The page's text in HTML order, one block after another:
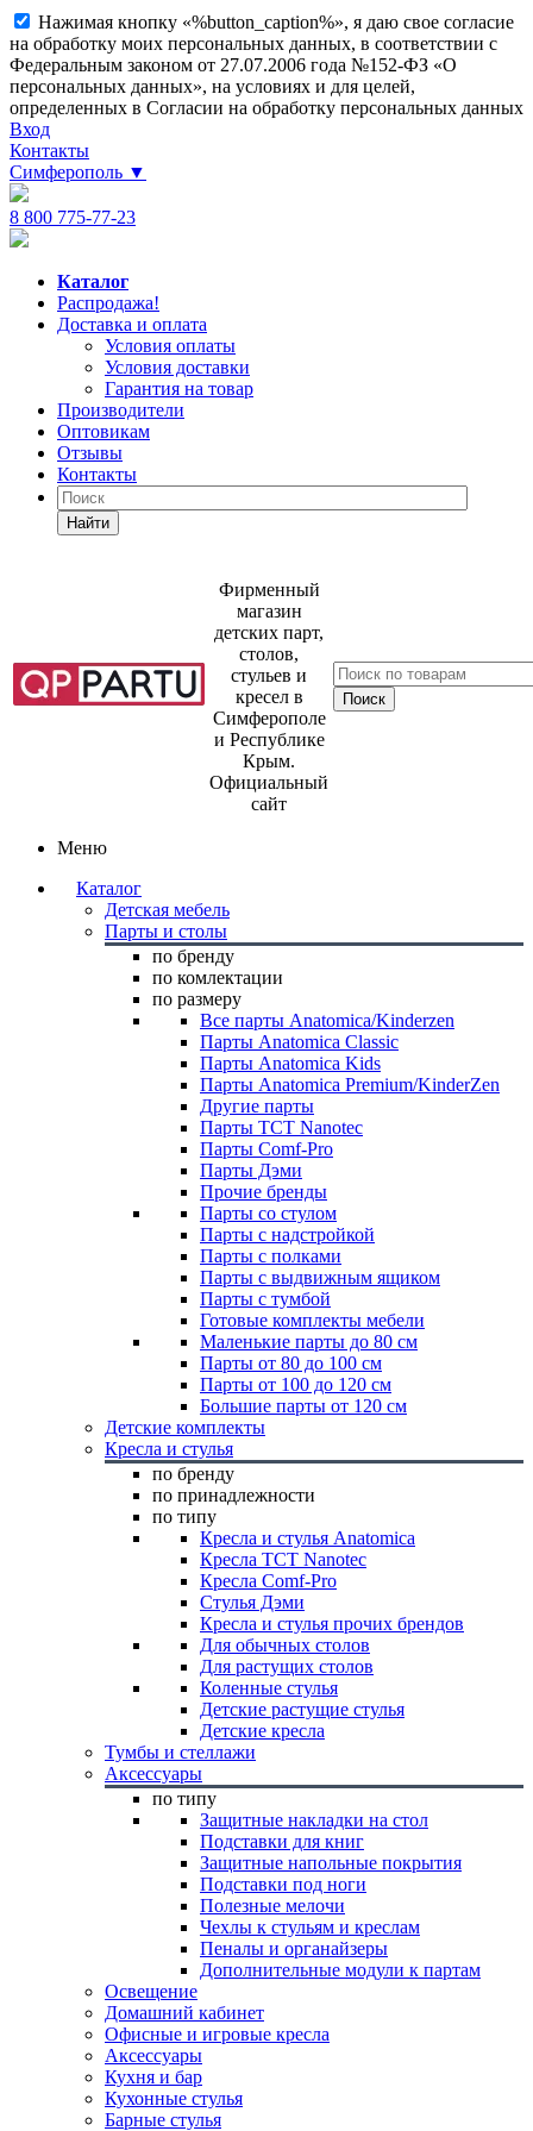
Нажимая кнопку «%button_caption%», я даю свое согласие
на обработку моих персональных данных, в соответствии с
Федеральным законом от 27.07.2006 года №152-ФЗ «О
персональных данных», на условиях и для целей,
определенных в Согласии на обработку персональных данных
Вход
Контакты
Симферополь ▼
8 800 775-77-23
Каталог
Распродажа!
Доставка и оплата
Условия оплаты
Условия доставки
Гарантия на товар
Производители
Оптовикам
Отзывы
Контакты
Найти
Фирменный
магазин
детских парт,
столов,
стульев и
кресел в
Симферополе
и Республике
Крым.
Официальный
сайт
Меню
Каталог
Детская мебель
Парты и столы
по бренду
по комлектации
по размеру
Все парты Anatomica/Kinderzen
Парты Anatomica Classic
Парты Anatomica Kids
Парты Anatomica Premium/KinderZen
Другие парты
Парты TCT Nanotec
Парты Comf-Pro
Парты Дэми
Прочие бренды
Парты со стулом
Парты с надстройкой
Парты с полками
Парты с выдвижным ящиком
Парты с тумбой
Готовые комплекты мебели
Маленькие парты до 80 см
Парты от 80 до 100 см
Парты от 100 до 120 см
Большие парты от 120 см
Детские комплекты
Кресла и стулья
по бренду
по принадлежности
по типу
Кресла и стулья Anatomica
Кресла TCT Nanotec
Кресла Comf-Pro
Стулья Дэми
Кресла и стулья прочих брендов
Для обычных столов
Для растущих столов
Коленные стулья
Детские растущие стулья
Детские кресла
Тумбы и стеллажи
Аксессуары
по типу
Защитные накладки на стол
Подставки для книг
Защитные напольные покрытия
Подставки под ноги
Полезные мелочи
Чехлы к стульям и креслам
Пеналы и органайзеры
Дополнительные модули к партам
Освещение
Домашний кабинет
Офисные и игровые кресла
Аксессуары
Кухня и бар
Кухонные стулья
Барные стулья